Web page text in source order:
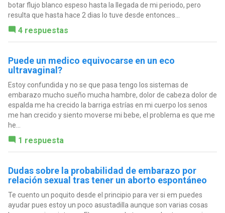
botar flujo blanco espeso hasta la llegada de mi periodo, pero
resulta que hasta hace 2 dias lo tuve desde entonces...
4 respuestas
Puede un medico equivocarse en un eco
ultravaginal?
Estoy confundida y no se que pasa tengo los sistemas de
embarazo mucho sueño mucha hambre, dolor de cabeza dolor de
espalda me ha crecido la barriga estrías en mi cuerpo los senos
me han crecido y siento moverse mi bebe, el problema es que me
he...
1 respuesta
Dudas sobre la probabilidad de embarazo por
relación sexual tras tener un aborto espontáneo
Te cuento un poquito desde el principio para ver si em puedes
ayudar pues estoy un poco asustadilla aunque son varias cosas